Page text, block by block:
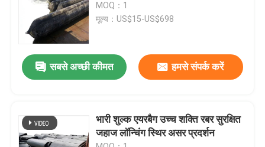
एक बोली का अनुरोध
समुद्री रबर एयरबैग
इन्फ्लेटेबल समुद्री एयरबैग
MOQ：1
मूल्य：US$15-US$698
सबसे अच्छी कीमत हमसे संपर्क करें
भारी शुल्क एयरबैग उच्च शक्ति रबर सुरक्षित
जहाज लॉन्चिंग स्थिर असर प्रदर्शन